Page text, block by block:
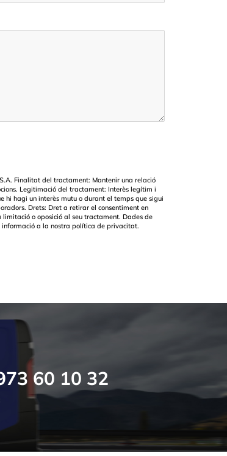
Finalitat del tractament: Mantenir una relació
Legitimació del tractament: Interès legítim i
hi hagi un interès mutu o durant el temps que sigui
Drets: Dret a retirar el consentiment en
o oposició al seu tractament. Dades de
informació a la nostrapolítica de privacitat.
60 10 32